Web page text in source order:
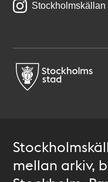
Stockholmskällan
mellan arkiv,